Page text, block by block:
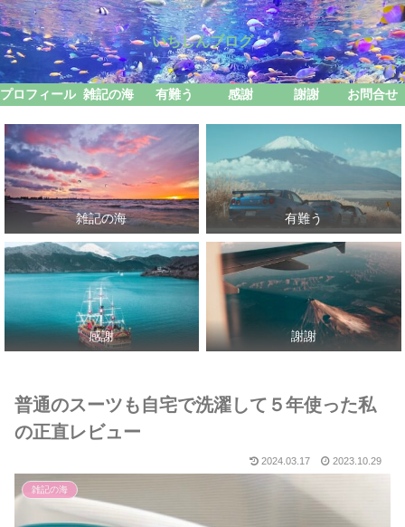
いちしんブログ
プロフィール 雑記の海 有難う 感謝 謝謝 お問合せ
雑記の海 有難う
感謝 謝謝
普通のスーツも自宅で洗濯して５年使った私
の正直レビュー
2024.03.17 2023.10.29
雑記の海